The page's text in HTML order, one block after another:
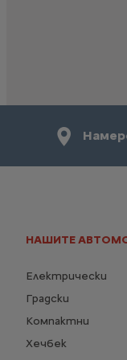
НАШИТЕ
Електрически
Градски
Компактни
Хечбек